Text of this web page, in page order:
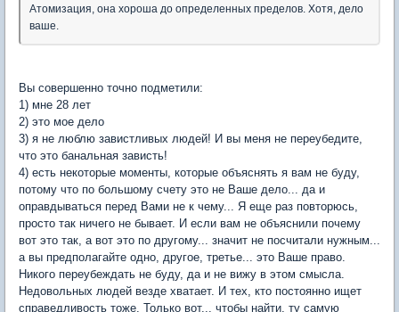
Атомизация, она хороша до определенных пределов. Хотя, дело
ваше.
Вы совершенно точно подметили:
1) мне 28 лет
2) это мое дело
3) я не люблю завистливых людей! И вы меня не переубедите,
что это банальная зависть!
4) есть некоторые моменты, которые объяснять я вам не буду,
потому что по большому счету это не Ваше дело... да и
оправдываться перед Вами не к чему... Я еще раз повторюсь,
просто так ничего не бывает. И если вам не объяснили почему
вот это так, а вот это по другому... значит не посчитали нужным...
а вы предполагайте одно, другое, третье... это Ваше право.
Никого переубеждать не буду, да и не вижу в этом смысла.
Недовольных людей везде хватает. И тех, кто постоянно ищет
справедливость тоже. Только вот... чтобы найти, ту самую